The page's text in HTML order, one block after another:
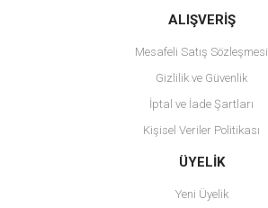
Bu ürüne benzer farklı alternatifler olmalı.
Gönder
ALIŞVERİŞ
Mesafeli Satış Sözleşmesi
Gizlilik ve Güvenlik
İptal ve İade Şartları
Kişisel Veriler Politikası
ÜYELİK
Yeni Üyelik